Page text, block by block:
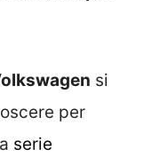
si
per
serie